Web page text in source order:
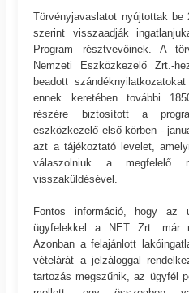
Törvényjavaslatot nyújtottak be
szerint visszaadják
Program résztvevőinek. A
Nemzeti Eszközkezelő Zrt.-
beadott
ennek keretében további
részére biztosított a
eszközkezelő első körben -
azt a tájékoztató levelet,
válaszolniuk a megfelelő
visszaküldésével.
Fontos információ, hogy az
ügyfelekkel a NET Zrt. már
Azonban a felajánlott
vételárát a jelzáloggal
tartozás megszűnik, az ügyfél